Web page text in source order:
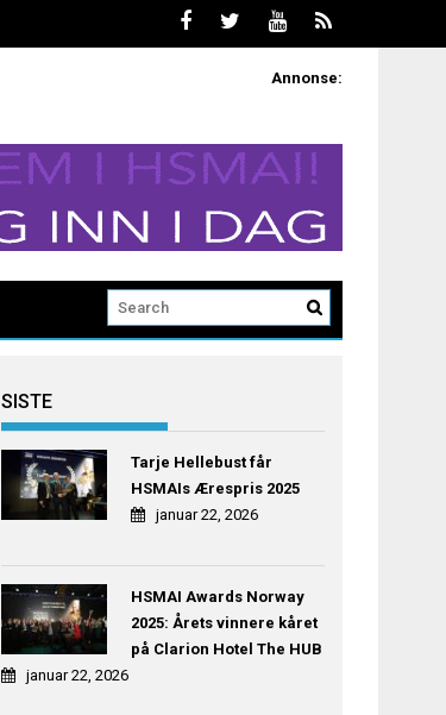
Annonse:
SISTE
Tarje Hellebust får
HSMAIs Ærespris 2025
januar 22, 2026
HSMAI Awards Norway
2025: Årets vinnere kåret
på Clarion Hotel The HUB
januar 22, 2026